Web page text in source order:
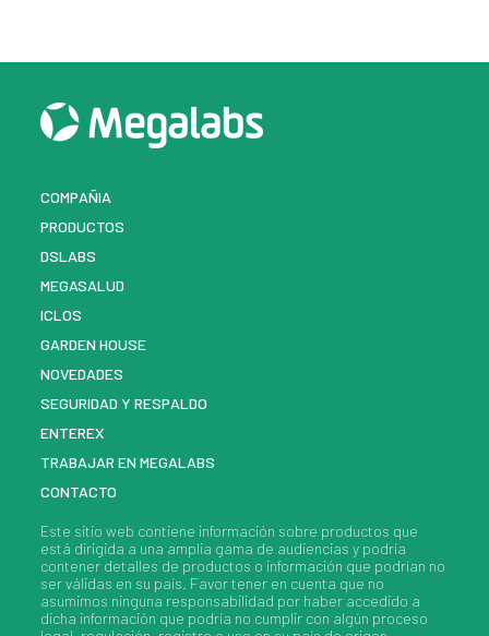
COMPAÑIA
PRODUCTOS
DSLABS
MEGASALUD
ICLOS
GARDEN HOUSE
NOVEDADES
SEGURIDAD Y RESPALDO
ENTEREX
TRABAJAR EN MEGALABS
CONTACTO
Este sitio web contiene información sobre productos que
está dirigida a una amplia gama de audiencias y podría
contener detalles de productos o información que podrían no
ser válidas en su país. Favor tener en cuenta que no
asumimos ninguna responsabilidad por haber accedido a
dicha información que podría no cumplir con algún proceso